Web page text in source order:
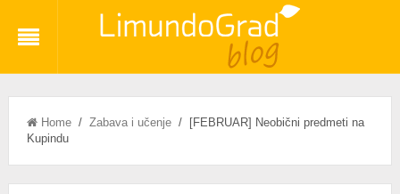
Home/ Zabava i učenje/ [FEBRUAR] Neobični predmeti na
Kupindu